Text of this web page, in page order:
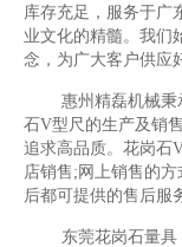
库存充足，服务于广
业文化的精髓。我们
念，为广大客户供应
惠州精磊机械秉
石V型尺的生产及销
追求高品质。花岗石
店销售;网上销售的
后都可提供的售后服
东莞花岗石量